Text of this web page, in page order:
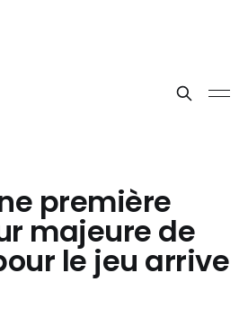
première
majeure de
le jeu arrive